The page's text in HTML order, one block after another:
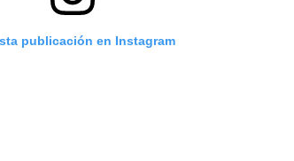
publicación en Instagram